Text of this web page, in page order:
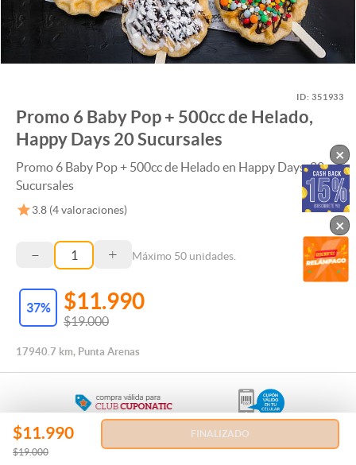
ID:351933
Promo 6 Baby Pop + 500cc de Helado,
Happy Days 20 Sucursales
Promo 6 Baby Pop + 500cc de Helado en Happy Days, 20
Sucursales
3.8 (4 valoraciones)
– + Máximo 50 unidades.
37% $11.990
$19.000
17940.7 km, Punta Arenas
Regala esta Experiencia
$11.990
$19.000
FINALIZADO
×
×